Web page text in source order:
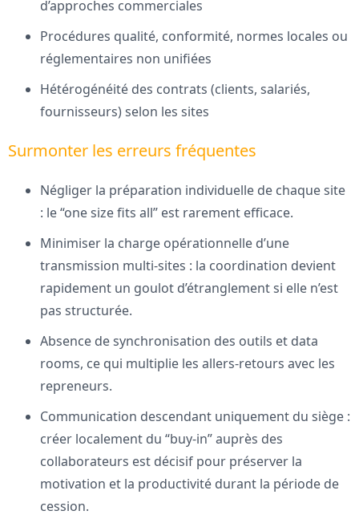
d’approches commerciales
Procédures qualité, conformité, normes locales ou
réglementaires non unifiées
Hétérogénéité des contrats (clients, salariés,
fournisseurs) selon les sites
Surmonter les erreurs fréquentes
Négliger la préparation individuelle de chaque site
: le “one size fits all” est rarement efficace.
Minimiser la charge opérationnelle d’une
transmission multi-sites : la coordination devient
rapidement un goulot d’étranglement si elle n’est
pas structurée.
Absence de synchronisation des outils et data
rooms, ce qui multiplie les allers-retours avec les
repreneurs.
Communication descendant uniquement du siège :
créer localement du “buy-in” auprès des
collaborateurs est décisif pour préserver la
motivation et la productivité durant la période de
cession.